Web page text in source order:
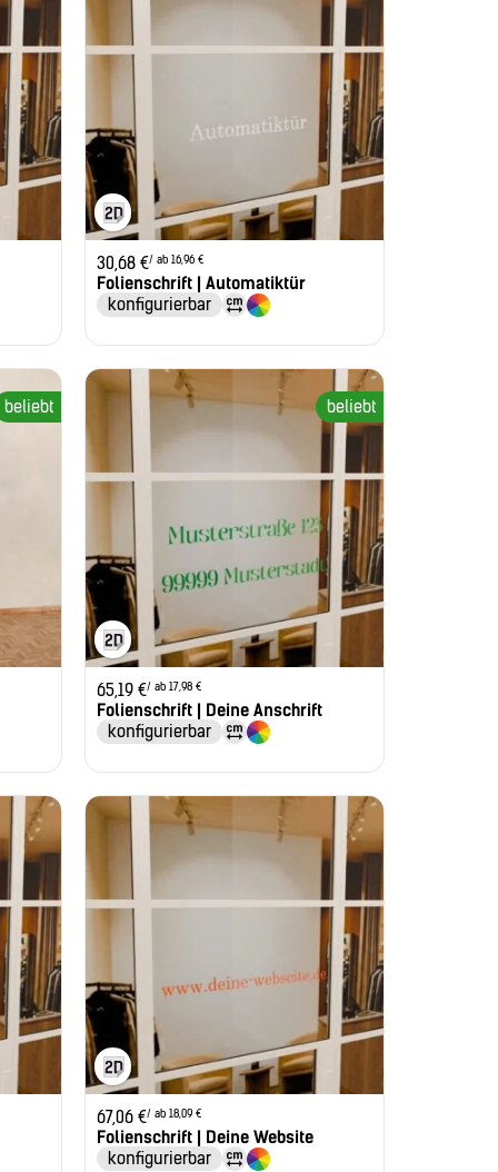
30,68 €/ ab 16,96 €
Folienschrift | Automatiktür
konfigurierbar
beliebt beliebt
65,19 €/ ab 17,98 €
Folienschrift | Deine Anschrift
konfigurierbar
67,06 €/ ab 18,09 €
Folienschrift | Deine Website
konfigurierbar